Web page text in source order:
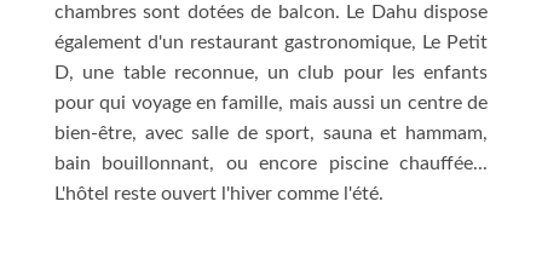
chambres sont dotées de balcon. Le Dahu dispose
également d'un restaurant gastronomique, Le Petit
D, une table reconnue, un club pour les enfants
pour qui voyage en famille, mais aussi un centre de
bien-être, avec salle de sport, sauna et hammam,
bain bouillonnant, ou encore piscine chauffée...
L'hôtel reste ouvert l'hiver comme l'été.